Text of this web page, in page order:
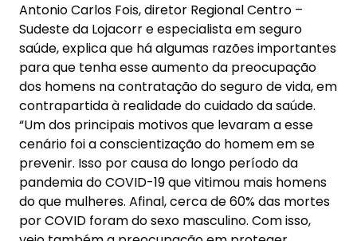
Antonio Carlos Fois, diretor Regional Centro –
Sudeste da Lojacorr e especialista em seguro
saúde, explica que há algumas razões importantes
para que tenha esse aumento da preocupação
dos homens na contratação do seguro de vida, em
contrapartida à realidade do cuidado da saúde.
“Um dos principais motivos que levaram a esse
cenário foi a conscientização do homem em se
prevenir. Isso por causa do longo período da
pandemia do COVID-19 que vitimou mais homens
do que mulheres. Afinal, cerca de 60% das mortes
por COVID foram do sexo masculino. Com isso,